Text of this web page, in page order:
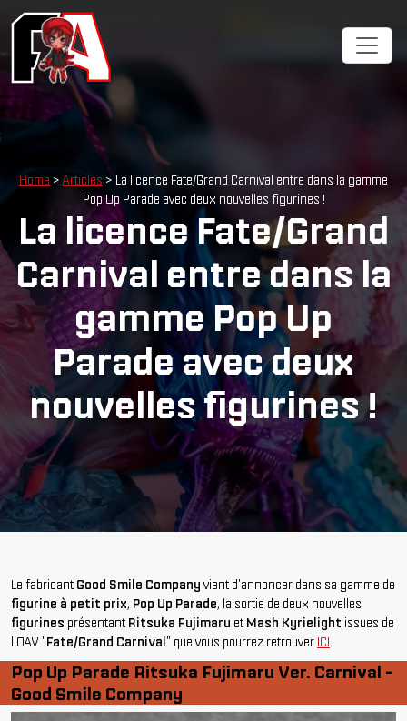
Home > Articles > La licence Fate/Grand Carnival entre dans la gamme
Pop Up Parade avec deux nouvelles figurines !
La licence Fate/Grand
Carnival entre dans la
gamme Pop Up
Parade avec deux
nouvelles figurines !
Le fabricant Good Smile Company vient d'annoncer dans sa gamme de
figurine à petit prix, Pop Up Parade, la sortie de deux nouvelles
figurines présentant Ritsuka Fujimaru et Mash Kyrielight issues de
l'OAV "Fate/Grand Carnival" que vous pourrez retrouver ICI.
Pop Up Parade Ritsuka Fujimaru Ver. Carnival -
Good Smile Company